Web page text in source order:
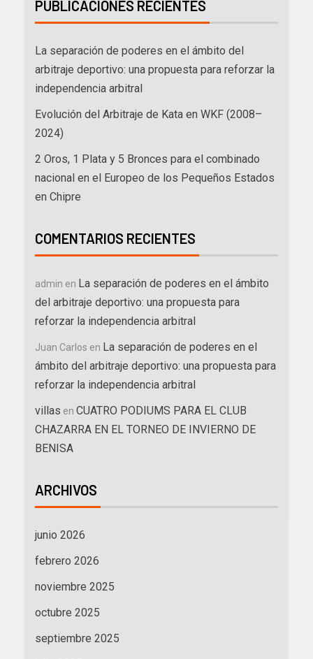
PUBLICACIONES RECIENTES
La separación de poderes en el ámbito del
arbitraje deportivo: una propuesta para reforzar la
independencia arbitral
Evolución del Arbitraje de Kata en WKF (2008–
2024)
2 Oros, 1 Plata y 5 Bronces para el combinado
nacional en el Europeo de los Pequeños Estados
en Chipre
COMENTARIOS RECIENTES
admin en La separación de poderes en el ámbito
del arbitraje deportivo: una propuesta para
reforzar la independencia arbitral
Juan Carlos en La separación de poderes en el
ámbito del arbitraje deportivo: una propuesta para
reforzar la independencia arbitral
villas en CUATRO PODIUMS PARA EL CLUB
CHAZARRA EN EL TORNEO DE INVIERNO DE
BENISA
ARCHIVOS
junio 2026
febrero 2026
noviembre 2025
octubre 2025
septiembre 2025